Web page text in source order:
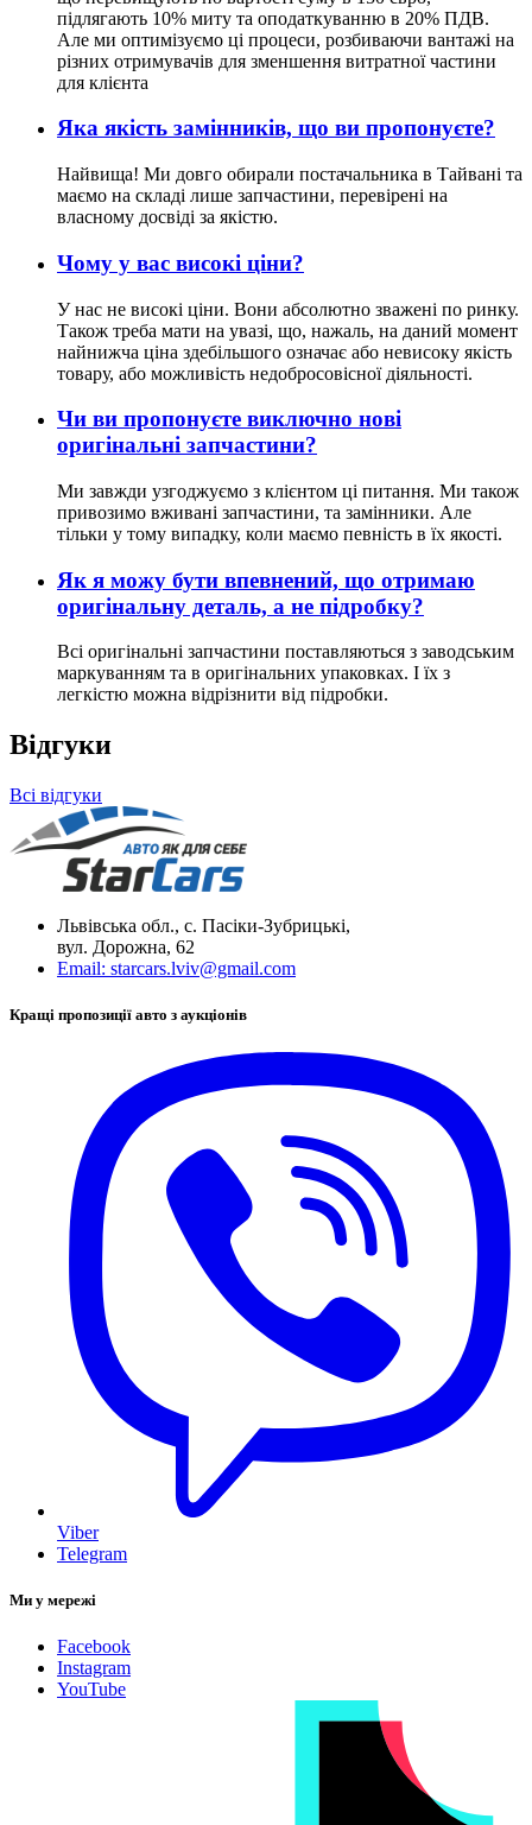
підлягають 10% миту та оподаткуванню в 20% ПДВ.
Але ми оптимізуємо ці процеси, розбиваючи вантажі на
різних отримувачів для зменшення витратної частини
для клієнта
Яка якість замінників, що ви пропонуєте?
Найвища! Ми довго обирали постачальника в Тайвані та
маємо на складі лише запчастини, перевірені на
власному досвіді за якістю.
Чому у вас високі ціни?
У нас не високі ціни. Вони абсолютно зважені по ринку.
Також треба мати на увазі, що, нажаль, на даний момент
найнижча ціна здебільшого означає або невисоку якість
товару, або можливість недобросовісної діяльності.
Чи ви пропонуєте виключно нові
оригінальні запчастини?
Ми завжди узгоджуємо з клієнтом ці питання. Ми також
привозимо вживані запчастини, та замінники. Але
тільки у тому випадку, коли маємо певність в їх якості.
Як я можу бути впевнений, що отримаю
оригінальну деталь, а не підробку?
Всі оригінальні запчастини поставляються з заводським
маркуванням та в оригінальних упаковках. І їх з
легкістю можна відрізнити від підробки.
Відгуки
Всі відгуки
Львівська обл., с. Пасіки-Зубрицькі,
вул. Дорожна, 62
Email: starcars.lviv@gmail.com
Кращі пропозиції авто з аукціонів
Viber
Telegram
Ми у мережі
Facebook
Instagram
YouTube